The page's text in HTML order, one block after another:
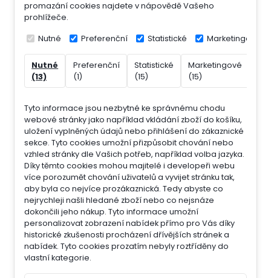
promazání cookies najdete v nápovědě Vašeho
prohlížeče.
Nutné Preferenční Statistické Marketingové
Nutné
(13)
Preferenční
(1)
Statistické
(15)
Marketingové
(15)
Tyto informace jsou nezbytné ke správnému chodu
webové stránky jako například vkládání zboží do košíku,
uložení vyplněných údajů nebo přihlášení do zákaznické
sekce. Tyto cookies umožní přizpůsobit chování nebo
vzhled stránky dle Vašich potřeb, například volba jazyka.
Díky těmto cookies mohou majitelé i developeři webu
více porozumět chování uživatelů a vyvijet stránku tak,
aby byla co nejvíce prozákaznická. Tedy abyste co
nejrychleji našli hledané zboží nebo co nejsnáze
dokončili jeho nákup. Tyto informace umožní
personalizovat zobrazení nabídek přímo pro Vás díky
historické zkušenosti procházení dřívějších stránek a
nabídek. Tyto cookies prozatím nebyly roztříděny do
vlastní kategorie.